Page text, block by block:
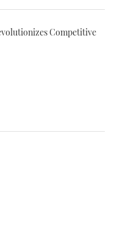
Competitive